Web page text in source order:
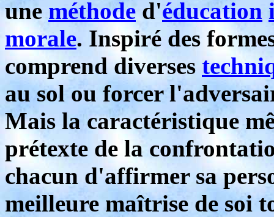
une méthoded'éducation
morale. Inspiré des
comprend diverses
au sol ou forcer
Mais la caractéristique
prétexte de la
chacun d'affirmer sa
meilleure maîtrise de soi